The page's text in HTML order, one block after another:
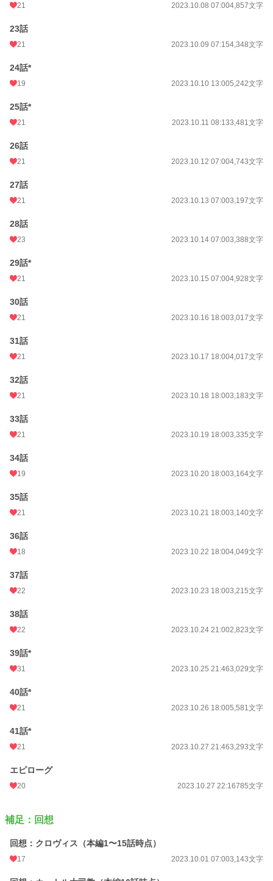
21 2023.10.08 07:004,857文字
23話
21 2023.10.09 07:154,348文字
24話*
19 2023.10.10 13:005,242文字
25話*
21 2023.10.11 08:133,481文字
26話
21 2023.10.12 07:004,743文字
27話
21 2023.10.13 07:003,197文字
28話
23 2023.10.14 07:003,388文字
29話*
21 2023.10.15 07:004,928文字
30話
21 2023.10.16 18:003,017文字
31話
21 2023.10.17 18:004,017文字
32話
21 2023.10.18 18:003,183文字
33話
21 2023.10.19 18:003,335文字
34話
19 2023.10.20 18:003,164文字
35話
21 2023.10.21 18:003,140文字
36話
18 2023.10.22 18:004,049文字
37話
22 2023.10.23 18:003,215文字
38話
22 2023.10.24 21:002,823文字
39話*
31 2023.10.25 21:463,029文字
40話*
21 2023.10.26 18:005,581文字
41話*
21 2023.10.27 21:463,293文字
エピローグ
20 2023.10.27 22:16785文字
補足：回想
回想：クロヴィス（本編1〜15話時点）
17 2023.10.01 07:003,143文字